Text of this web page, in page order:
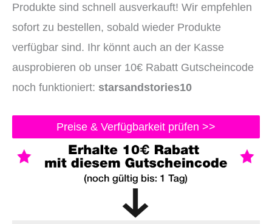
Produkte sind schnell ausverkauft! Wir empfehlen
sofort zu bestellen, sobald wieder Produkte
verfügbar sind. Ihr könnt auch an der Kasse
ausprobieren ob unser 10€ Rabatt Gutscheincode
noch funktioniert: starsandstories10
Preise & Verfügbarkeit prüfen >>